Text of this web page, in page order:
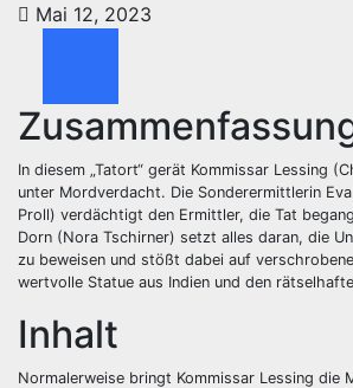
Mai 12, 2023
In diesem „Tatort“ gerät Kommissar Lessing
unter Mordverdacht. Die Sonderermittlerin Eva
Proll) verdächtigt den Ermittler, die Tat
Dorn (Nora Tschirner) setzt alles daran, die
zu beweisen und stößt dabei auf
wertvolle Statue aus Indien und den
Inhalt
Normalerweise bringt Kommissar Lessing die